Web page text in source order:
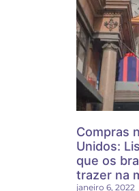
Compras
Unidos:
que os
trazer na
janeiro 6, 2022